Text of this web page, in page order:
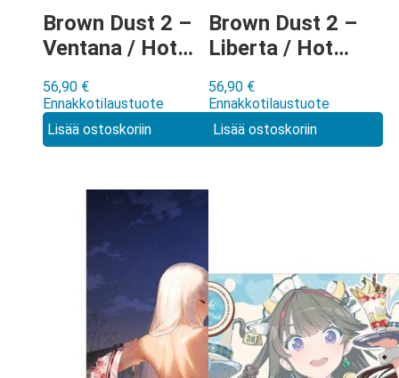
Brown Dust 2 –
Ventana / Hot
pyyhe
56,90 €
Ennakkotilaustuote
Lisää ostoskoriin
Brown Dust 2 –
Liberta / Hot
pyyhe
56,90 €
Ennakkotilaustuote
Lisää ostoskoriin